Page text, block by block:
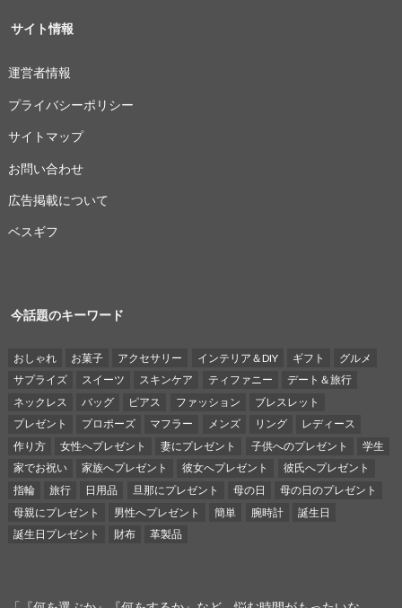
サイト情報
運営者情報
プライバシーポリシー
サイトマップ
お問い合わせ
広告掲載について
ベスギフ
今話題のキーワード
おしゃれ お菓子 アクセサリー インテリア＆DIY ギフト
グルメ
サプライズ
スイーツ スキンケア ティファニー
デート＆旅行
ネックレス
バッグ ピアス ファッション
ブレスレット
プレゼント
プロポーズ マフラー メンズ リング
レディース
作り方
女性へプレゼント 妻にプレゼント 子供へのプレゼント
学生
家でお祝い
家族へプレゼント 彼女へプレゼント
彼氏へプレゼント
指輪
旅行 日用品 旦那にプレゼント 母の日
母の日のプレゼント
母親にプレゼント
男性へプレゼント 簡単 腕時計
誕生日
誕生日プレゼント
財布 革製品